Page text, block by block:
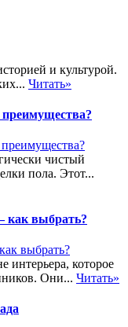
и культурой.
Читать»
чистый
пола. Этот...
как выбрать?
интерьера, которое
Они... Читать»